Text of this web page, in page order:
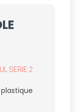
SERIE 2
plastique